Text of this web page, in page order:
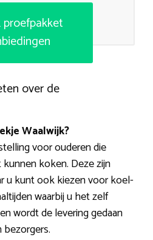
proefpakket
over de
Waalwijk?
voor ouderen die
koken. Deze zijn
u kunt ook kiezen voor koel-
waarbij u het zelf
wordt de levering gedaan